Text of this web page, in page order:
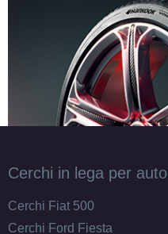
Cerchi in lega per auto
Cerchi Fiat 500
Cerchi Ford Fiesta